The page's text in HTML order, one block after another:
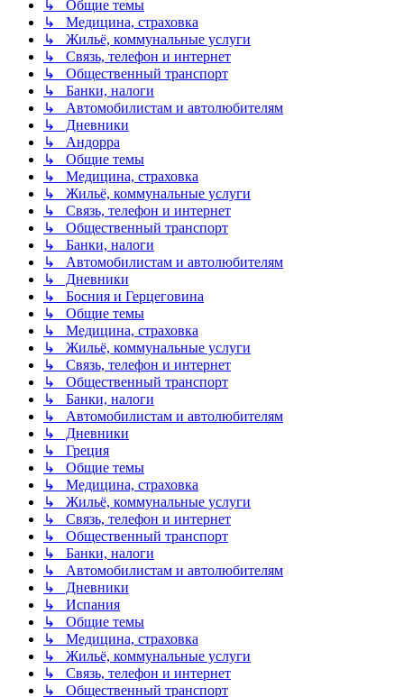
↳ Общие темы
↳ Медицина, страховка
↳ Жильё, коммунальные услуги
↳ Связь, телефон и интернет
↳ Общественный транспорт
↳ Банки, налоги
↳ Автомобилистам и автолюбителям
↳ Дневники
↳ Андорра
↳ Общие темы
↳ Медицина, страховка
↳ Жильё, коммунальные услуги
↳ Связь, телефон и интернет
↳ Общественный транспорт
↳ Банки, налоги
↳ Автомобилистам и автолюбителям
↳ Дневники
↳ Босния и Герцеговина
↳ Общие темы
↳ Медицина, страховка
↳ Жильё, коммунальные услуги
↳ Связь, телефон и интернет
↳ Общественный транспорт
↳ Банки, налоги
↳ Автомобилистам и автолюбителям
↳ Дневники
↳ Греция
↳ Общие темы
↳ Медицина, страховка
↳ Жильё, коммунальные услуги
↳ Связь, телефон и интернет
↳ Общественный транспорт
↳ Банки, налоги
↳ Автомобилистам и автолюбителям
↳ Дневники
↳ Испания
↳ Общие темы
↳ Медицина, страховка
↳ Жильё, коммунальные услуги
↳ Связь, телефон и интернет
↳ Общественный транспорт